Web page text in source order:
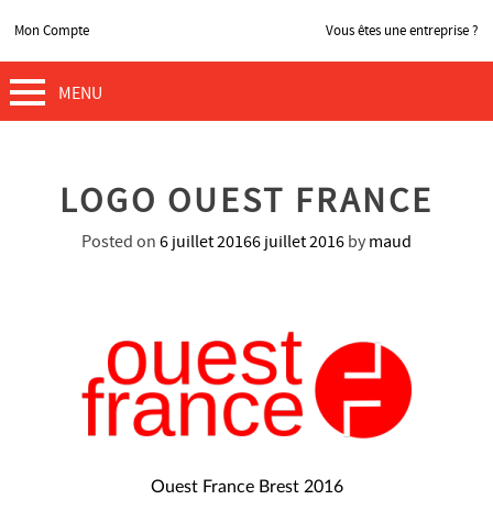
Mon Compte Vous êtes une entreprise ?
MENU
LOGO OUEST FRANCE
Posted on 6 juillet 20166 juillet 2016 by maud
NAVIGATIONOuest France Brest 2016